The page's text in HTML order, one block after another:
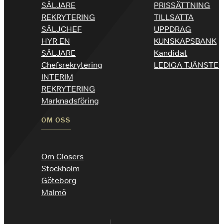
SÄLJARE
REKRYTERING
SÄLJCHEF
HYR EN
SÄLJARE
Chefsrekrytering
INTERIM
REKRYTERING
Marknadsföring
PRISSÄTTNING
TILLSATTA
UPPDRAG
KUNSKAPSBANK
Kandidat
LEDIGA
OM OSS
Om Closers
Stockholm
Göteborg
Malmö